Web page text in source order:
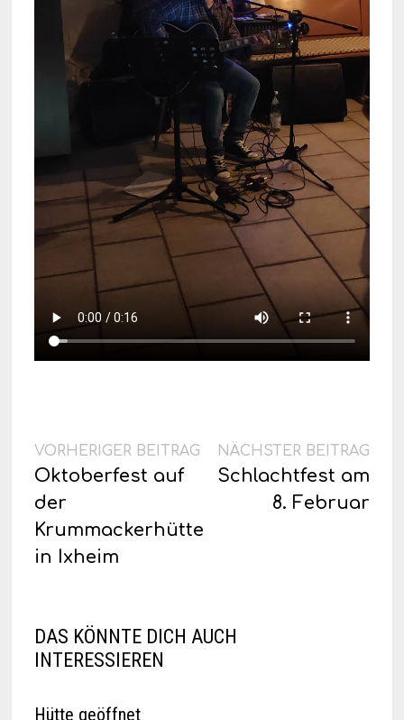
Beitragsnavigation
VORHERIGER BEITRAGVorheriger
Beitrag:
Oktoberfest auf
der
Krummackerhütte
in Ixheim
NÄCHSTER BEITRAG
Schlachtfest am
8. Februar
DAS KÖNNTE DICH AUCH
INTERESSIEREN
Hütte geöffnet